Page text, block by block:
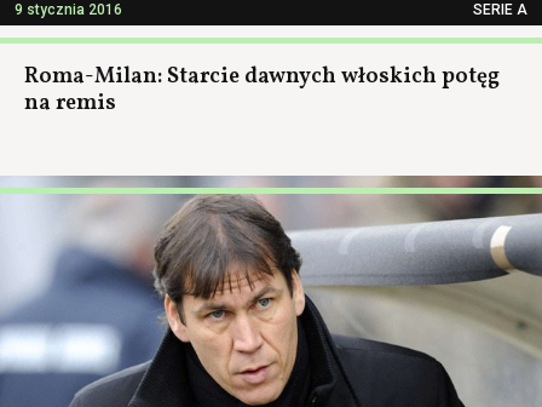
9 stycznia 2016 SERIE A
Roma-Milan: Starcie dawnych włoskich potęg
na remis